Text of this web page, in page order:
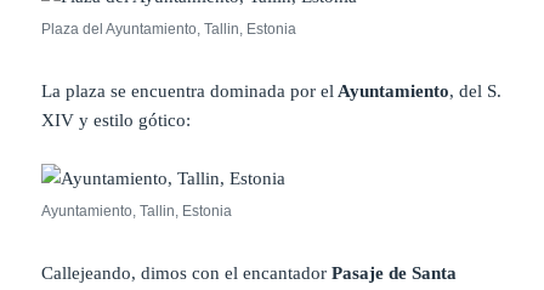
Plaza del Ayuntamiento, Tallin, Estonia
La plaza se encuentra dominada por el Ayuntamiento, del S.
XIV y estilo gótico:
Ayuntamiento, Tallin, Estonia
Callejeando, dimos con el encantador Pasaje de Santa